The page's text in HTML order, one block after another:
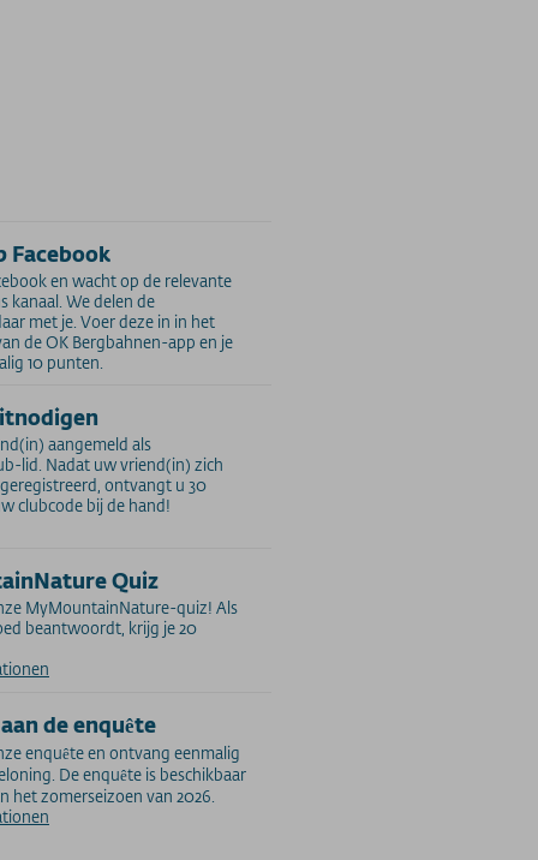
Facebook
en wacht op de relevante
kanaal. We delen de
met je. Voer deze in in het
de OK Bergbahnen-app en je
10 punten.
aangemeld als
lid. Nadat uw vriend(in) zich
ontvangt u 30
clubcode bij de hand!
Quiz
MyMountainNature-quiz! Als
beantwoordt, krijg je 20
de enquête
enquête en ontvang eenmalig
De enquête is beschikbaar
het zomerseizoen van 2026.